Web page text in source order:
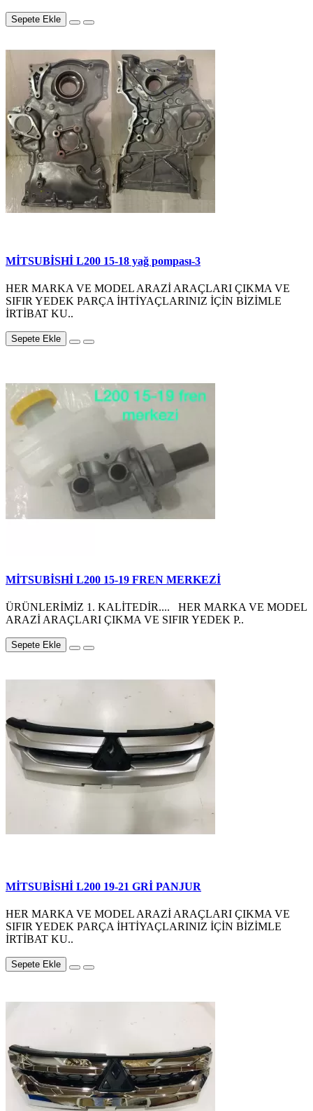
Sepete Ekle
MİTSUBİSHİ L200 15-18 yağ pompası-3
HER MARKA VE MODEL ARAZİ ARAÇLARI ÇIKMA VE
SIFIR YEDEK PARÇA İHTİYAÇLARINIZ İÇİN BİZİMLE
İRTİBAT KU..
Sepete Ekle
MİTSUBİSHİ L200 15-19 FREN MERKEZİ
ÜRÜNLERİMİZ 1. KALİTEDİR.... HER MARKA VE MODEL
ARAZİ ARAÇLARI ÇIKMA VE SIFIR YEDEK P..
Sepete Ekle
MİTSUBİSHİ L200 19-21 GRİ PANJUR
HER MARKA VE MODEL ARAZİ ARAÇLARI ÇIKMA VE
SIFIR YEDEK PARÇA İHTİYAÇLARINIZ İÇİN BİZİMLE
İRTİBAT KU..
Sepete Ekle